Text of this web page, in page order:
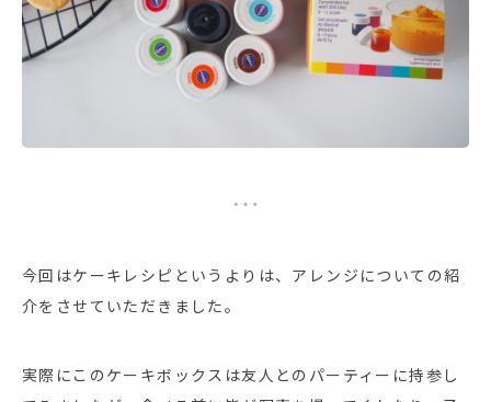
今回はケーキレシピというよりは、アレンジについての紹
介をさせていただきました。
実際にこのケーキボックスは友人とのパーティーに持参し